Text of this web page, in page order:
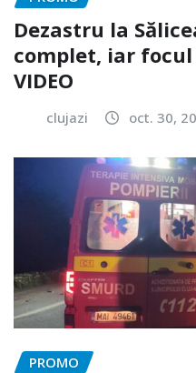
Dezastru la
complet, iar
VIDEO
clujazi oct. 30,
PROMO